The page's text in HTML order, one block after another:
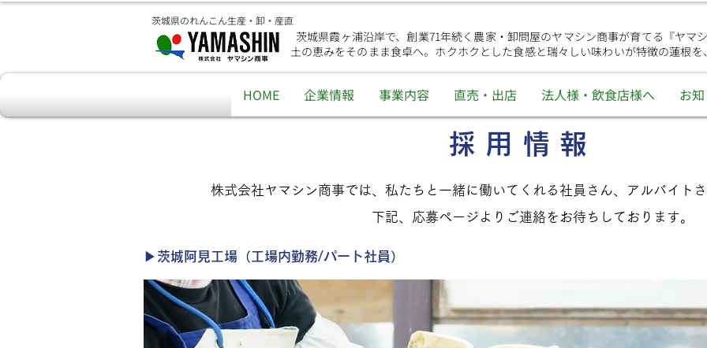
茨城県のれんこん生産・卸・産直
茨城県霞ヶ浦沿岸で、創業71年続く農家・卸問屋のヤマシン商事が育てる『ヤマ
土の恵みをそのまま食卓へ。ホクホクとした食感と瑞々しい味わいが特徴の蓮根
HOME 企業情報 事業内容 直売・出店 法人様・飲食店様へ お
採 用 情 報
株式会社ヤマシン商事では、私たちと一緒に働いてくれる社員さん、アルバイト
下記、応募ページよりご連絡をお待ちしております。
▶茨城阿見工場（工場内勤務/パート社員）